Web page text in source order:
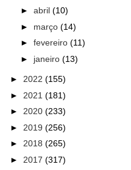
► abril (10)
► março (14)
► fevereiro (11)
► janeiro (13)
► 2022 (155)
► 2021 (181)
► 2020 (233)
► 2019 (256)
► 2018 (265)
► 2017 (317)